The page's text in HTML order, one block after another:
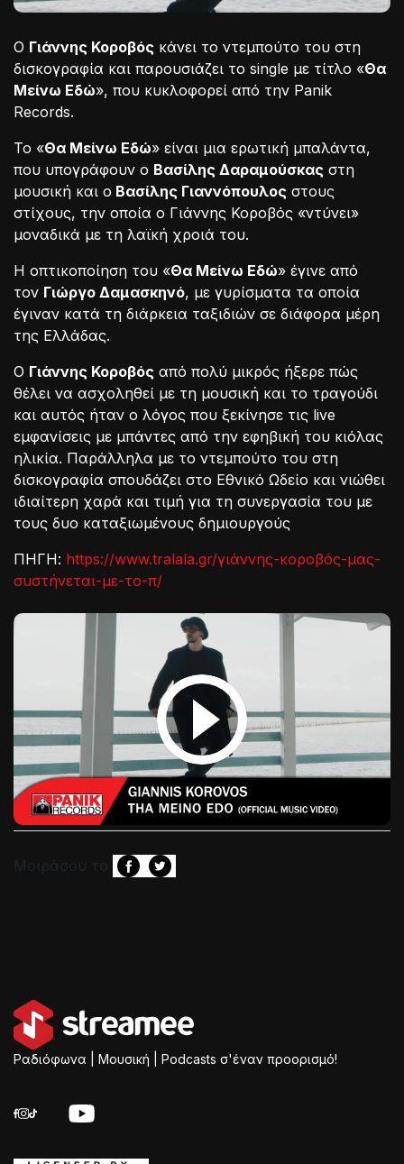
Ο Γιάννης Κοροβός κάνει το ντεμπούτο του στη
δισκογραφία και παρουσιάζει το single με τίτλο «Θα
Μείνω Εδώ», που κυκλοφορεί από την Panik
Records.
Το «Θα Μείνω Εδώ» είναι μια ερωτική μπαλάντα,
που υπογράφουν ο Βασίλης Δαραμούσκας στη
μουσική και ο Βασίλης Γιαννόπουλος στους
στίχους, την οποία ο Γιάννης Κοροβός «ντύνει»
μοναδικά με τη λαϊκή χροιά του.
Η οπτικοποίηση του «Θα Μείνω Εδώ» έγινε από
τον Γιώργο Δαμασκηνό, με γυρίσματα τα οποία
έγιναν κατά τη διάρκεια ταξιδιών σε διάφορα μέρη
της Ελλάδας.
Ο Γιάννης Κοροβός από πολύ μικρός ήξερε πώς
θέλει να ασχοληθεί με τη μουσική και το τραγούδι
και αυτός ήταν ο λόγος που ξεκίνησε τις live
εμφανίσεις με μπάντες από την εφηβική του κιόλας
ηλικία. Παράλληλα με το ντεμπούτο του στη
δισκογραφία σπουδάζει στο Εθνικό Ωδείο και νιώθει
ιδιαίτερη χαρά και τιμή για τη συνεργασία του με
τους δυο καταξιωμένους δημιουργούς
ΠΗΓΗ: https://www.tralala.gr/γιάννης-κοροβός-μας-
συστήνεται-με-το-π/
Μοιράσου το
Ραδιόφωνα | Μουσική | Podcasts σ'έναν προορισμό!